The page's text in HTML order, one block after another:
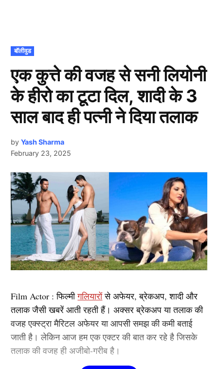
POSTED
IN
बॉलीवुड
एक कुत्ते की वजह से सनी लियोनी
के हीरो का टूटा दिल, शादी के 3
साल बाद ही पत्नी ने दिया तलाक
by Yash Sharma
February 23, 2025
Film Actor : फिल्मीगलियारोंसे अफेयर, ब्रेकअप, शादी और
तलाक जैसी खबरें आती रहती हैं। अक्सर ब्रेकअप या तलाक की
वजह एक्स्ट्रा मैरिटल अफेयर या आपसी समझ की कमी बताई
जाती है। लेकिन आज हम एक एक्टर की बात कर रहे है जिसके
तलाक की वजह ही अजीबो-गरीब है।